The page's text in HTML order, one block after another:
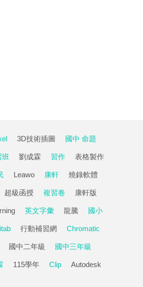
3D技術插圖 國中 命題
班 劉成霖 習作 表格製作
Leawo 康軒 燒錄軟體
超級函授 複習卷 康軒版
英文字彙 龍騰 國小
行動補習網 Chromatic
國中二年級 國中三年級
115學年 Clip Autodesk